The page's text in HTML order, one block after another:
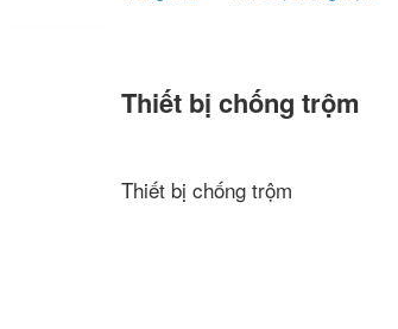
Thiết bị chống trộm
Thiết bị chống trộm